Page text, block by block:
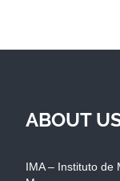
ABOUT
IMA – Instituto de